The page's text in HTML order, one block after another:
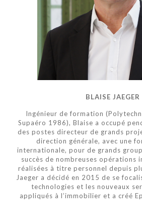
BLAISE JAEGER
Ingénieur de formation
Supaéro 1986), Blaise a occupé
des postes directeur de grands
direction générale, avec une
internationale, pour de grands
succès de nombreuses opérations
réalisées à titre personnel depuis
Jaeger a décidé en 2015 de se
technologies et les nouveaux
appliqués à l’immobilier et a créé